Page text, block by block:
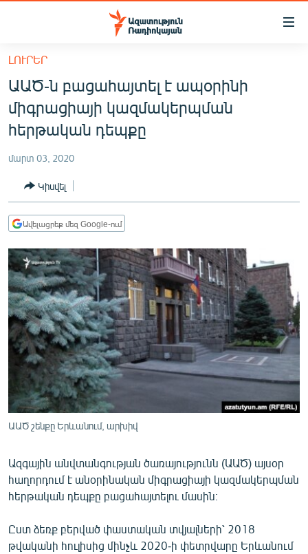
Մատչելիության
հիմնական
բովանդակությանը
Անցնել
հիմնական
մենյուին
ՀԱՅԱՍՏԱՆ
ՔԱՂԱՔԱԿԱՆ
ՀԱՍԱՐԱԿՈՒԹՅՈՒՆ
ՏՆՏԵՍՈՒԹՅՈՒՆ
ՂԱՐԱԲԱՂ
ՊԱՏԵՐԱԶՄԻ 6 ՇԱԲԱԹՆԵՐԸ
ՏԱՐԱԾԱՇՐՋԱՆ
ՄԻՋԱԶԳԱՅԻՆ
ՄՇԱԿՈՒՅԹ
ՍՊՈՐՏ
ՄԵԿՆԱԲԱՆՈՒԹՅՈՒՆ
ԱՐԽԻՎ
ՏԵՍԱՆՅՈՒԹԵՐ
ՁԳՏԵԼՈՎ ԼԱՎԱԳՈՒՅՆԻՆ
ԼՈՒՐԵՐ
ԱԱԾ-ն բացահայտել է ապօրինի
միգրացիայի կազմակերպման
հերթական դեպքը
մարտ 03, 2020
Կիսվել
Ավելացրեք մեզ Google-ում
ԱԱԾ շենքը Երևանում, արխիվ
Ազգային անվտանգության ծառայությունն (ԱԱԾ) այսօր
հաղորդում է անօրինական միգրացիայի կազմակերպման
հերթական դեպքը բացահայտելու մասին։
Ըստ ձեռք բերված փաստական տվյալների՝ 2018
թվականի հուլիսից մինչև 2020-ի փետրվարը Երևանում